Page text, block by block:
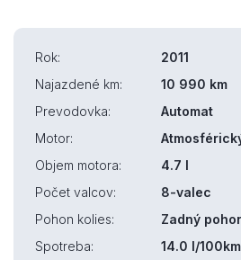
Rok:
2011
Najazdené km:
10 990 km
Prevodovka:
Automat
Motor:
Objem motora:
4.7 l
Počet valcov:
8-valec
Pohon kolies:
Zadný
Spotreba:
14.0 l/100km